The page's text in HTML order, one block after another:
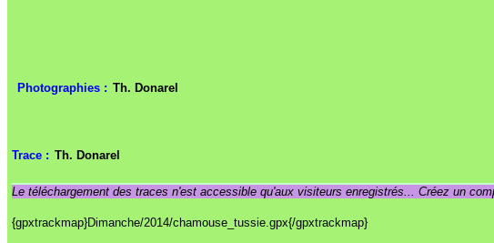
Photographies : Th. Donarel
Trace : Th. Donarel
Le téléchargement des traces n'est accessible qu'aux visiteurs enregistrés... Créez un
{gpxtrackmap}Dimanche/2014/chamouse_tussie.gpx{/gpxtrackmap}